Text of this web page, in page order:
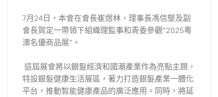
7月24日，本會在會長崔煜林，理事長馮信堅及副
會長賀定一帶領下組織理監事和青委參觀“2025粵
澳名優商品展”。
這屆展會將以銀髮經濟和國潮產業作為亮點主題，
特設銀髮健康生活展區，著力打造銀髮產業一體化
平台，推動智能健康產品的廣泛應用。同時，將延